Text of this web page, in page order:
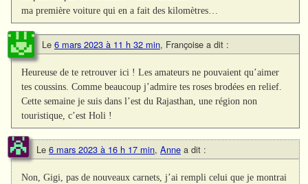
ma première voiture qui en a fait des kilomètres…
Le 6 mars 2023 à 11 h 32 min, Françoise a dit :
Heureuse de te retrouver ici ! Les amateurs ne pouvaient qu’aimer
tes coussins. Comme beaucoup j’admire tes roses brodées en relief.
Cette semaine je suis dans l’est du Rajasthan, une région non
touristique, c’est Holi !
Le 6 mars 2023 à 16 h 17 min, Anne a dit :
Non, Gigi, pas de nouveaux carnets, j’ai rempli celui que je montrai